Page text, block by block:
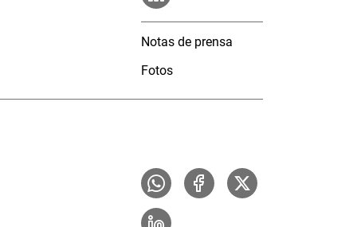
Notas de prensa
Fotos